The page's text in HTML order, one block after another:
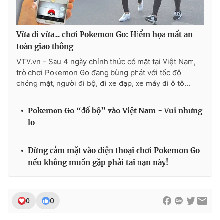
THỜI BÁO VTV
Cơ quan chủ quản:
Giấy phép hoạt động báo in và báo điện tử số 483/GP-BTTTT
cấp ngày 29/12/2023
Nguyễn Trọng Ninh
Tổng đài VTV:
Vừa đi vừa... chơi Pokemon Go: Hiểm họa mất an
toàn giao thông
VTV.vn - Sau 4 ngày chính thức có mặt tại Việt Nam,
trò chơi Pokemon Go đang bùng phát với tốc độ
chóng mặt, người đi bộ, đi xe đạp, xe máy đi ô tô...
Pokemon Go “đổ bộ” vào Việt Nam - Vui nhưng
lo
Đừng cắm mặt vào điện thoại chơi Pokemon Go
nếu không muốn gặp phải tai nạn này!
0 0